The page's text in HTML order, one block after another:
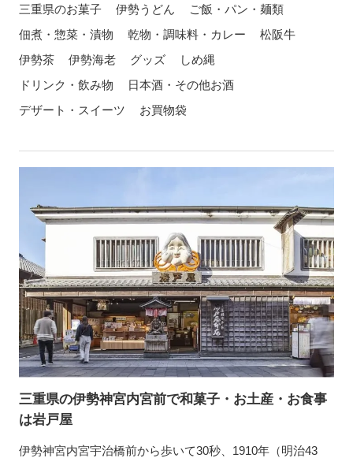
三重県のお菓子
伊勢うどん
ご飯・パン・麺類
佃煮・惣菜・漬物
乾物・調味料・カレー
松阪牛
伊勢茶
伊勢海老 グッズ
しめ縄
ドリンク・飲み物
日本酒・その他お酒
デザート・スイーツ
お買物袋
三重県の伊勢神宮内宮前で和菓子・お土産・お食事
は岩戸屋
伊勢神宮内宮宇治橋前から歩いて30秒、1910年（明治43